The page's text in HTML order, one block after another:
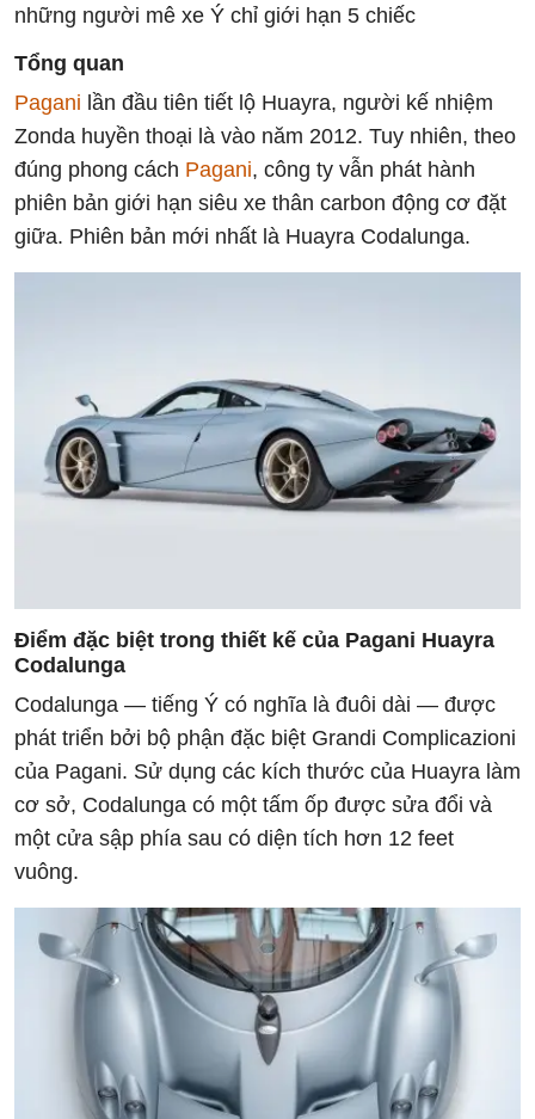
những người mê xe Ý chỉ giới hạn 5 chiếc
Tổng quan
Pagani lần đầu tiên tiết lộ Huayra, người kế nhiệm
Zonda huyền thoại là vào năm 2012. Tuy nhiên, theo
đúng phong cách Pagani, công ty vẫn phát hành
phiên bản giới hạn siêu xe thân carbon động cơ đặt
giữa. Phiên bản mới nhất là Huayra Codalunga.
Điểm đặc biệt trong thiết kế của Pagani Huayra
Codalunga
Codalunga — tiếng Ý có nghĩa là đuôi dài — được
phát triển bởi bộ phận đặc biệt Grandi Complicazioni
của Pagani. Sử dụng các kích thước của Huayra làm
cơ sở, Codalunga có một tấm ốp được sửa đổi và
một cửa sập phía sau có diện tích hơn 12 feet
vuông.